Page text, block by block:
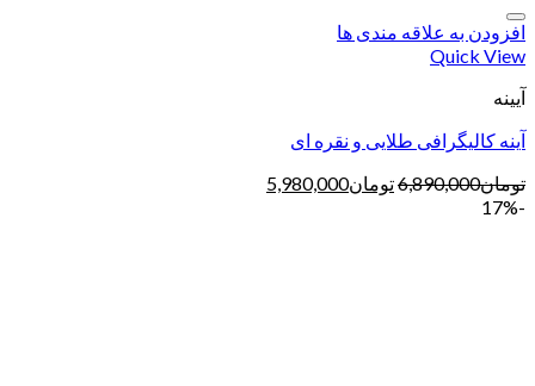
افزودن به علاقه مندی ها
Quick View
آیینه
آینه کالیگرافی طلایی و نقره ای
تومان6,890,000تومان5,980,000
-17%